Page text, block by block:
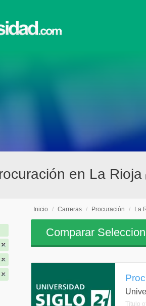
en La Rioja
Inicio / Carreras / Procuración / La
Comparar
Título